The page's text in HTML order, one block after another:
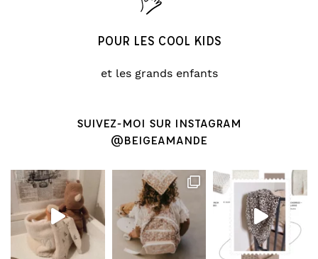
POUR LES COOL KIDS
et les grands enfants
SUIVEZ-MOI SUR INSTAGRAM
@BEIGEAMANDE